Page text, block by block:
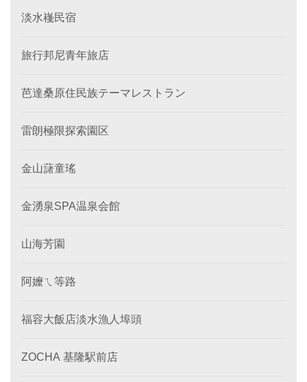
淡水嶘民宿
旅行邦尼青年旅店
芭達桑原住民族テーマレストラン
雷朗極限探索園区
金山藷童瑤
金湧泉SPA温泉会館
山海芳園
阿嬤ㄟ等路
福容大飯店淡水漁人埠頭
ZOCHA 基隆駅前店